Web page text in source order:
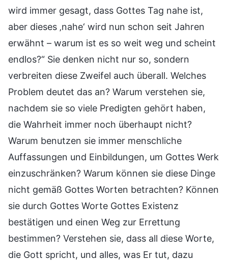
wird immer gesagt, dass Gottes Tag nahe ist,
aber dieses ‚nahe‘ wird nun schon seit Jahren
erwähnt – warum ist es so weit weg und scheint
endlos?“ Sie denken nicht nur so, sondern
verbreiten diese Zweifel auch überall. Welches
Problem deutet das an? Warum verstehen sie,
nachdem sie so viele Predigten gehört haben,
die Wahrheit immer noch überhaupt nicht?
Warum benutzen sie immer menschliche
Auffassungen und Einbildungen, um Gottes Werk
einzuschränken? Warum können sie diese Dinge
nicht gemäß Gottes Worten betrachten? Können
sie durch Gottes Worte Gottes Existenz
bestätigen und einen Weg zur Errettung
bestimmen? Verstehen sie, dass all diese Worte,
die Gott spricht, und alles, was Er tut, dazu